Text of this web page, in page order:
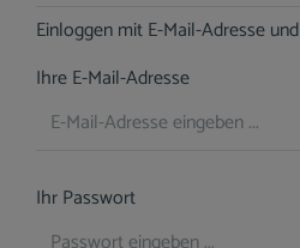
Einloggen mit E-Mail-Adresse
Ihre E-Mail-Adresse
Ihr Passwort